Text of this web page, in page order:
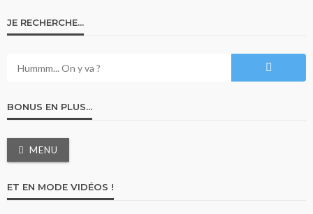
JE RECHERCHE…
BONUS EN PLUS…
MENU
ET EN MODE VIDÉOS !